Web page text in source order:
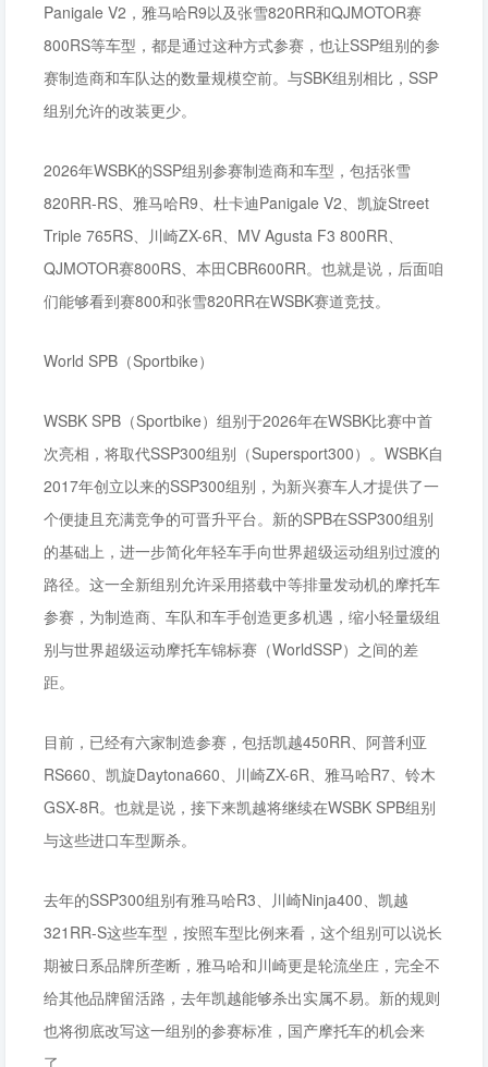
Panigale V2，雅马哈R9以及张雪820RR和QJMOTOR赛
800RS等车型，都是通过这种方式参赛，也让SSP组别的参
赛制造商和车队达的数量规模空前。与SBK组别相比，SSP
组别允许的改装更少。
2026年WSBK的SSP组别参赛制造商和车型，包括张雪
820RR-RS、雅马哈R9、杜卡迪Panigale V2、凯旋Street
Triple 765RS、川崎ZX-6R、MV Agusta F3 800RR、
QJMOTOR赛800RS、本田CBR600RR。也就是说，后面咱
们能够看到赛800和张雪820RR在WSBK赛道竞技。
World SPB（Sportbike）
WSBK SPB（Sportbike）组别于2026年在WSBK比赛中首
次亮相，将取代SSP300组别（Supersport300）。WSBK自
2017年创立以来的SSP300组别，为新兴赛车人才提供了一
个便捷且充满竞争的可晋升平台。新的SPB在SSP300组别
的基础上，进一步简化年轻车手向世界超级运动组别过渡的
路径。这一全新组别允许采用搭载中等排量发动机的摩托车
参赛，为制造商、车队和车手创造更多机遇，缩小轻量级组
别与世界超级运动摩托车锦标赛（WorldSSP）之间的差
距。
目前，已经有六家制造参赛，包括凯越450RR、阿普利亚
RS660、凯旋Daytona660、川崎ZX-6R、雅马哈R7、铃木
GSX-8R。也就是说，接下来凯越将继续在WSBK SPB组别
与这些进口车型厮杀。
去年的SSP300组别有雅马哈R3、川崎Ninja400、凯越
321RR-S这些车型，按照车型比例来看，这个组别可以说长
期被日系品牌所垄断，雅马哈和川崎更是轮流坐庄，完全不
给其他品牌留活路，去年凯越能够杀出实属不易。新的规则
也将彻底改写这一组别的参赛标准，国产摩托车的机会来
了。